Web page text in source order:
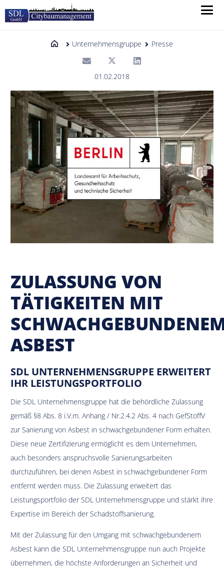
Unternehmensgruppe Presse
01.02.2018
ZULASSUNG VON
TÄTIGKEITEN MIT
ASBEST
SDL UNTERNEHMENSGRUPPE ERWEITERT
IHR LEISTUNGSPORTFOLIO
Die SDL Unternehmensgruppe hat die behördliche Zulassung
gemäß §8 Abs. 8 i.V.m. Anhang / Nr.2.4.2 Abs. 4 nach GefStoffV
zur Sanierung von Asbest in schwachgebundener Form erhalten.
Diese neue Zertifizierung ermöglicht es dem Unternehmen,
auch besonders anspruchsvolle Sanierungsarbeiten
durchzuführen, bei denen Asbest in schwachgebundener Form
entfernt werden muss. Die Zulassung erweitert das
Leistungsportfolio der SDL Unternehmensgruppe und stärkt ihre
Expertise im Bereich der Schadstoffsanierung.
Mit der Zulassung für den Umgang mit schwachgebundenem
Asbest kann die SDL Unternehmensgruppe nun auch Projekte
übernehmen, die höchste Anforderungen an Sicherheit und